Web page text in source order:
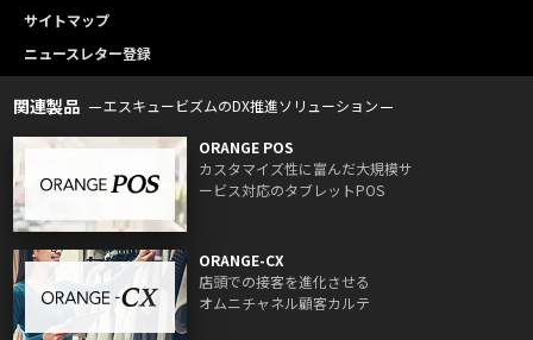
サイトマップ
ニュースレター登録
関連製品 エスキュービズムのDX推進ソリューション
ORANGE POS
カスタマイズ性に富んだ大規模サ
ービス対応のタブレットPOS
ORANGE-CX
店頭での接客を進化させる
オムニチャネル顧客カルテ